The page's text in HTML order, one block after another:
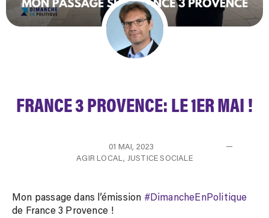
FRANCE 3 PROVENCE: LE 1ER MAI !
01 MAI, 2023
AGIR LOCAL, JUSTICE SOCIALE
Mon passage dans l’émission #DimancheEnPolitique
de France 3 Provence !